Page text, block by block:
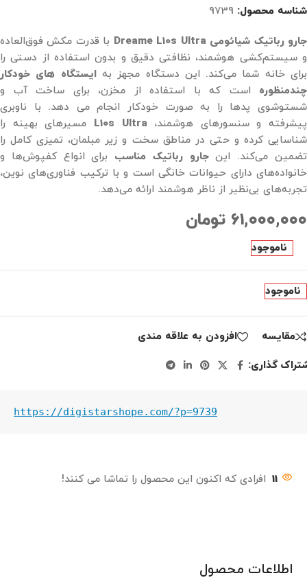
شناسه محصول: 9739
جارو رباتیک شیائومیDreame L10s Ultra با قدرت مکش فوق‌العاده
و سیستم‌کشی هوشمند، نظافتی دقیق و بدون استفاده از دستی را
برای خانه شما می‌کند. این دستگاه مجهز بهایستگاه های خودکار
چندمنظوره است که با استفاده از مخزن، برای ساخت آب و
شستوشوی پدها را به صورت خودکار انجام می دهد. با ناوبری
پیشرفته و سنسورهای هوشمند،L10s Ultra مسیرهای بهینه را
شناسایی کرده و حتی در مناطق سخت و زیر مبلمان، تمیزی کامل را
تضمین می‌کند. اینجارو رباتیک مناسب برای انواع کفپوش‌ها و
خانواده‌های دارای حیوانات خانگی است و با ترکیب فناوری‌های نوین،
تجربه‌های بی‌نظیر از ناظر هوشمند ارائه می‌دهد.
۶۱,۰۰۰,۰۰۰ تومان
ناموجود
ناموجود
مقايسه
افزودن به علاقه مندی
گذاری:
https://digistarshope.com/?p=9739
11 افرادی که اکنون این محصول را تماشا می کنند!
اطلاعات محصول